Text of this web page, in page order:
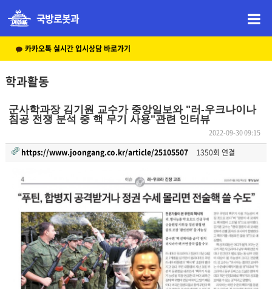
국방로봇과
카카오톡 실시간 입시상담 바로가기
학과활동
군사학과장 김기원 교수가 중앙일보와 "러-우크나이나
침공 전쟁 분석 중 핵 무기 사용"관련 인터뷰
2022-09-30 09:15
https://www.joongang.co.kr/article/25105507 1350회 연결